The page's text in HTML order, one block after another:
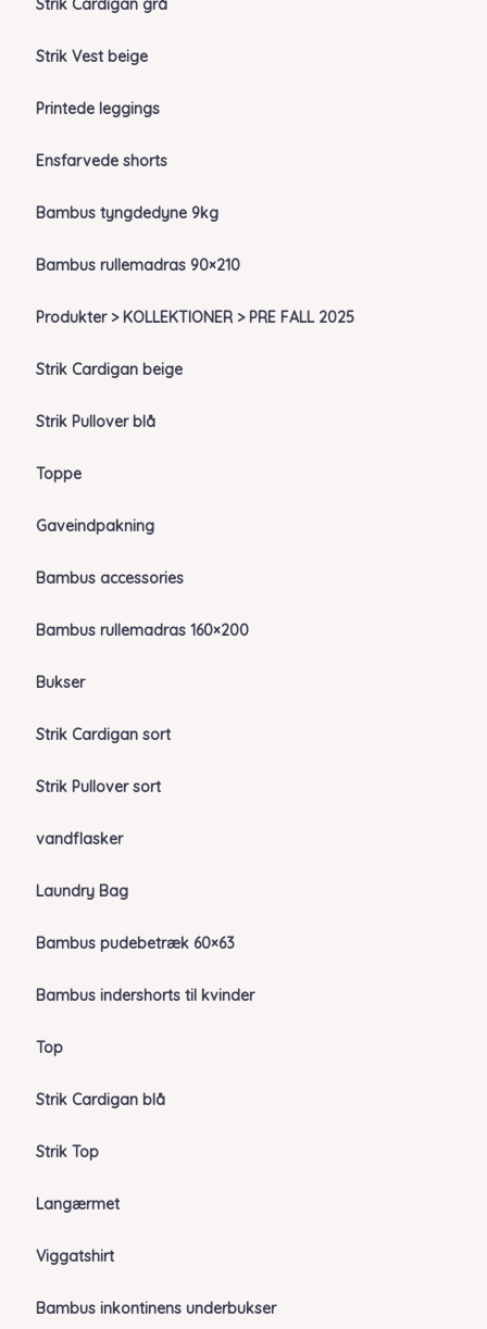
Strik Cardigan grå
Strik Vest beige
Printede leggings
Ensfarvede shorts
Bambus tyngdedyne 9kg
Bambus rullemadras 90×210
Produkter > KOLLEKTIONER > PRE FALL 2025
Strik Cardigan beige
Strik Pullover blå
Toppe
Gaveindpakning
Bambus accessories
Bambus rullemadras 160×200
Bukser
Strik Cardigan sort
Strik Pullover sort
vandflasker
Laundry Bag
Bambus pudebetræk 60×63
Bambus indershorts til kvinder
Top
Strik Cardigan blå
Strik Top
Langærmet
Viggatshirt
Bambus inkontinens underbukser